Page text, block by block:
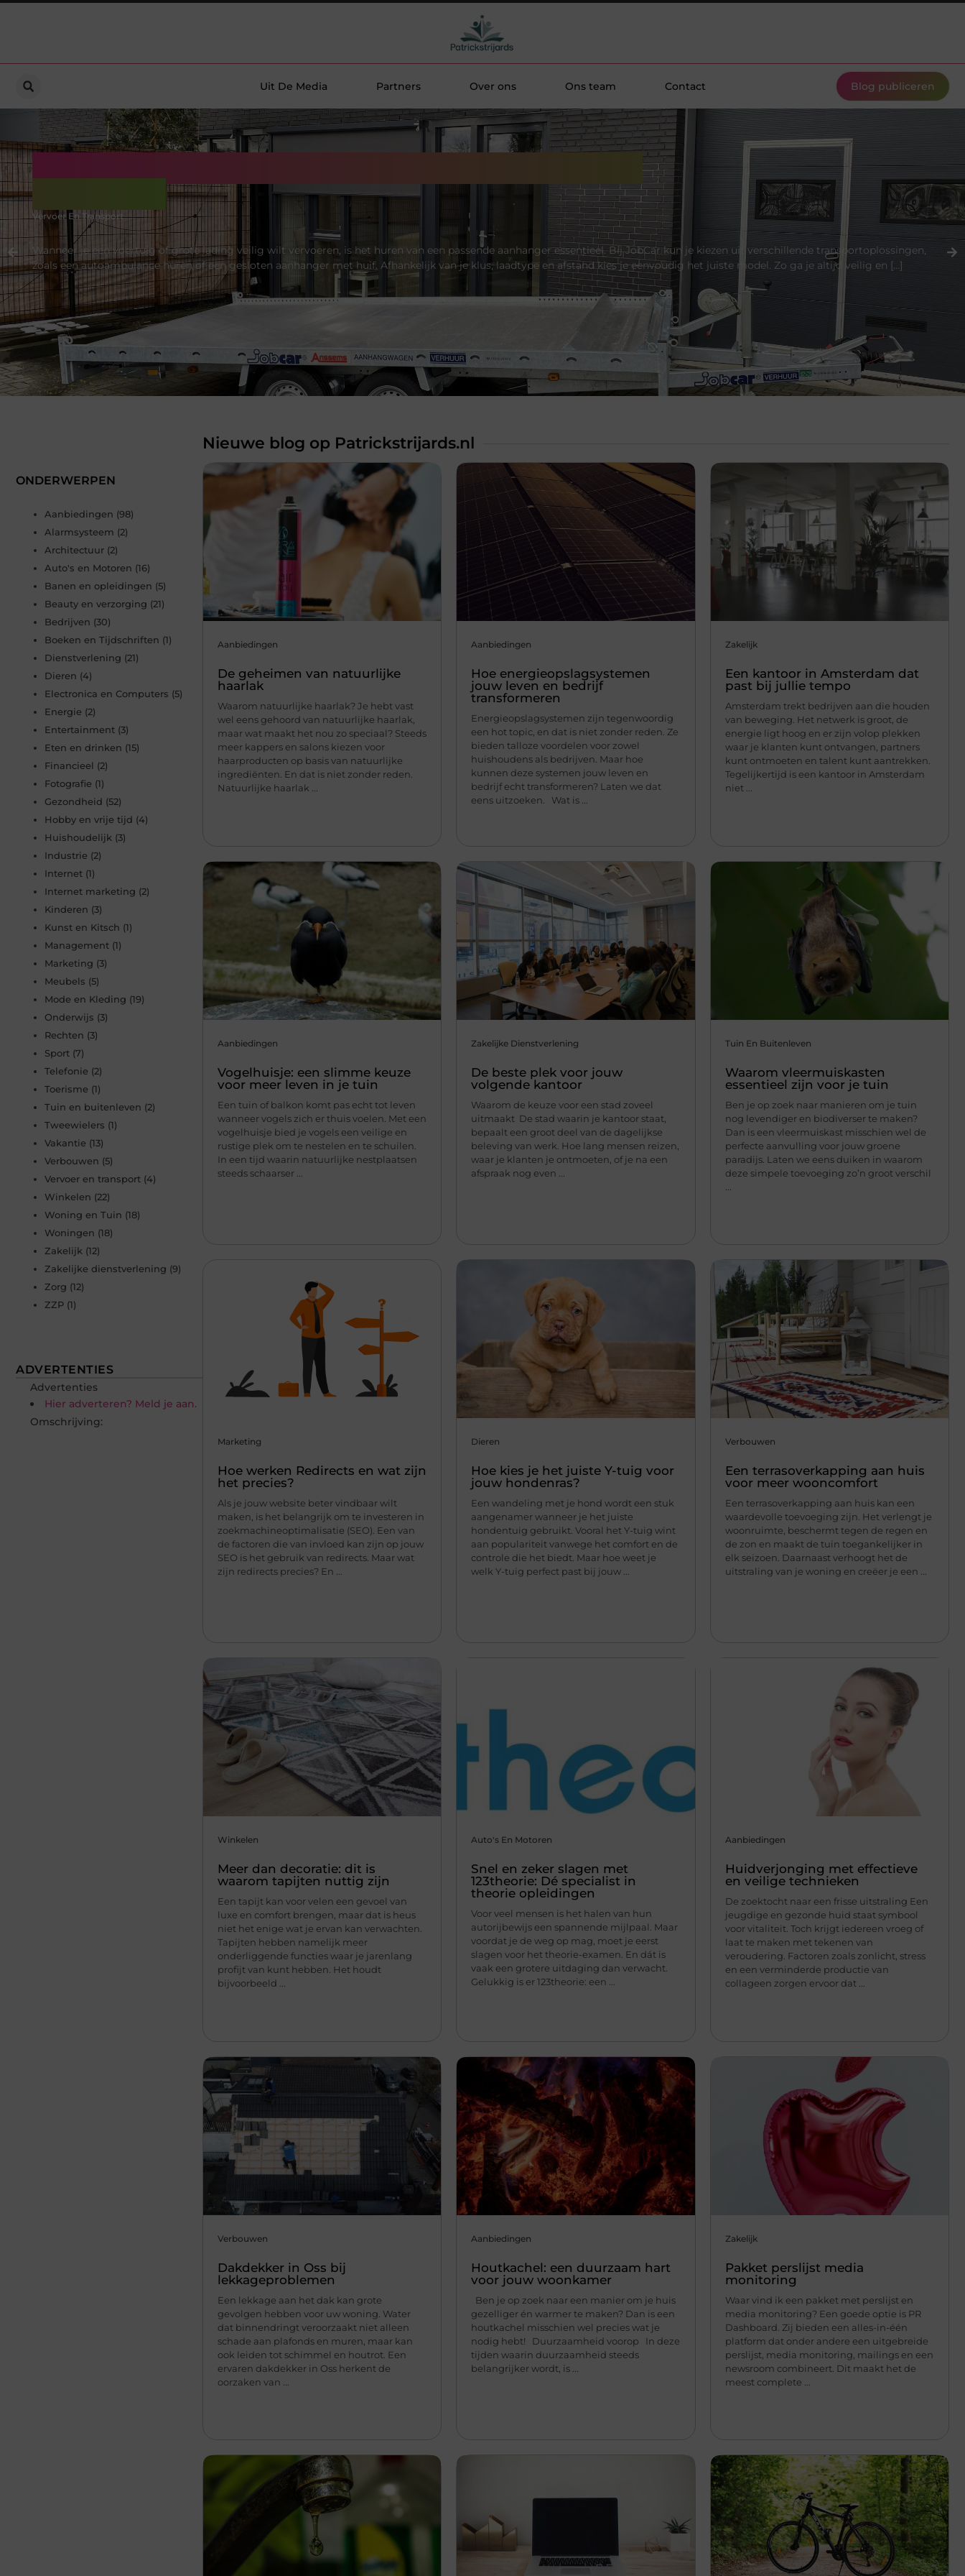
Uit De Media Partners Over ons Ons team Contact Blog publiceren
Vervoer En Transport
Wanneer je een voertuig of grote lading veilig wilt vervoeren, is het huren van een passende aanhanger essentieel. Bij JobCar kun je kiezen uit verschillende transportoplossingen,
zoals een autoambulance huren of een gesloten aanhanger met huif. Afhankelijk van je klus, laadtype en afstand kies je eenvoudig het juiste model. Zo ga je altijd veilig en […]
Nieuwe blog op Patrickstrijards.nl
Aanbiedingen
De geheimen van natuurlijke
haarlak
Waarom natuurlijke haarlak? Je hebt vast
wel eens gehoord van natuurlijke haarlak,
maar wat maakt het nou zo speciaal? Steeds
meer kappers en salons kiezen voor
haarproducten op basis van natuurlijke
ingrediënten. En dat is niet zonder reden.
Natuurlijke haarlak ...
Aanbiedingen
Hoe energieopslagsystemen
jouw leven en bedrijf
transformeren
Energieopslagsystemen zijn tegenwoordig
een hot topic, en dat is niet zonder reden. Ze
bieden talloze voordelen voor zowel
huishoudens als bedrijven. Maar hoe
kunnen deze systemen jouw leven en
bedrijf echt transformeren? Laten we dat
eens uitzoeken. Wat is ...
Zakelijk
Een kantoor in Amsterdam dat
past bij jullie tempo
Amsterdam trekt bedrijven aan die houden
van beweging. Het netwerk is groot, de
energie ligt hoog en er zijn volop plekken
waar je klanten kunt ontvangen, partners
kunt ontmoeten en talent kunt aantrekken.
Tegelijkertijd is een kantoor in Amsterdam
niet ...
Aanbiedingen
Vogelhuisje: een slimme keuze
voor meer leven in je tuin
Een tuin of balkon komt pas echt tot leven
wanneer vogels zich er thuis voelen. Met een
vogelhuisje bied je vogels een veilige en
rustige plek om te nestelen en te schuilen.
In een tijd waarin natuurlijke nestplaatsen
steeds schaarser ...
Zakelijke Dienstverlening
De beste plek voor jouw
volgende kantoor
Waarom de keuze voor een stad zoveel
uitmaakt De stad waarin je kantoor staat,
bepaalt een groot deel van de dagelijkse
beleving van werk. Hoe lang mensen reizen,
waar je klanten je ontmoeten, of je na een
afspraak nog even ...
Tuin En Buitenleven
Waarom vleermuiskasten
essentieel zijn voor je tuin
Ben je op zoek naar manieren om je tuin
nog levendiger en biodiverser te maken?
Dan is een vleermuiskast misschien wel de
perfecte aanvulling voor jouw groene
paradijs. Laten we eens duiken in waarom
deze simpele toevoeging zo’n groot verschil
Marketing
Hoe werken Redirects en wat zijn
het precies?
Als je jouw website beter vindbaar wilt
maken, is het belangrijk om te investeren in
zoekmachineoptimalisatie (SEO). Een van
de factoren die van invloed kan zijn op jouw
SEO is het gebruik van redirects. Maar wat
zijn redirects precies? En ...
Dieren
Hoe kies je het juiste Y-tuig voor
jouw hondenras?
Een wandeling met je hond wordt een stuk
aangenamer wanneer je het juiste
hondentuig gebruikt. Vooral het Y-tuig wint
aan populariteit vanwege het comfort en de
controle die het biedt. Maar hoe weet je
welk Y-tuig perfect past bij jouw ...
Verbouwen
Een terrasoverkapping aan huis
voor meer wooncomfort
Een terrasoverkapping aan huis kan een
waardevolle toevoeging zijn. Het verlengt je
woonruimte, beschermt tegen de regen en
de zon en maakt de tuin toegankelijker in
elk seizoen. Daarnaast verhoogt het de
uitstraling van je woning en creëer je een ...
Winkelen
Meer dan decoratie: dit is
waarom tapijten nuttig zijn
Een tapijt kan voor velen een gevoel van
luxe en comfort brengen, maar dat is heus
niet het enige wat je ervan kan verwachten.
Tapijten hebben namelijk meer
onderliggende functies waar je jarenlang
profijt van kunt hebben. Het houdt
bijvoorbeeld ...
Auto's En Motoren
Snel en zeker slagen met
123theorie: Dé specialist in
theorie opleidingen
Voor veel mensen is het halen van hun
autorijbewijs een spannende mijlpaal. Maar
voordat je de weg op mag, moet je eerst
slagen voor het theorie-examen. En dát is
vaak een grotere uitdaging dan verwacht.
Gelukkig is er 123theorie: een ...
Aanbiedingen
Huidverjonging met effectieve
en veilige technieken
De zoektocht naar een frisse uitstraling Een
jeugdige en gezonde huid staat symbool
voor vitaliteit. Toch krijgt iedereen vroeg of
laat te maken met tekenen van
veroudering. Factoren zoals zonlicht, stress
en een verminderde productie van
collageen zorgen ervoor dat ...
Verbouwen
Dakdekker in Oss bij
lekkageproblemen
Een lekkage aan het dak kan grote
gevolgen hebben voor uw woning. Water
dat binnendringt veroorzaakt niet alleen
schade aan plafonds en muren, maar kan
ook leiden tot schimmel en houtrot. Een
ervaren dakdekker in Oss herkent de
oorzaken van ...
Aanbiedingen
Houtkachel: een duurzaam hart
voor jouw woonkamer
Ben je op zoek naar een manier om je huis
gezelliger én warmer te maken? Dan is een
houtkachel misschien wel precies wat je
nodig hebt! Duurzaamheid voorop In deze
tijden waarin duurzaamheid steeds
belangrijker wordt, is ...
Zakelijk
Pakket perslijst media
monitoring
Waar vind ik een pakket met perslijst en
media monitoring? Een goede optie is PR
Dashboard. Zij bieden een alles-in-één
platform dat onder andere een uitgebreide
perslijst, media monitoring, mailings en een
newsroom combineert. Dit maakt het de
meest complete ...
ONDERWERPEN
Aanbiedingen (98)
Alarmsysteem (2)
Architectuur (2)
Auto's en Motoren (16)
Banen en opleidingen (5)
Beauty en verzorging (21)
Bedrijven (30)
Boeken en Tijdschriften (1)
Dienstverlening (21)
Dieren (4)
Electronica en Computers (5)
Energie (2)
Entertainment (3)
Eten en drinken (15)
Financieel (2)
Fotografie (1)
Gezondheid (52)
Hobby en vrije tijd (4)
Huishoudelijk (3)
Industrie (2)
Internet (1)
Internet marketing (2)
Kinderen (3)
Kunst en Kitsch (1)
Management (1)
Marketing (3)
Meubels (5)
Mode en Kleding (19)
Onderwijs (3)
Rechten (3)
Sport (7)
Telefonie (2)
Toerisme (1)
Tuin en buitenleven (2)
Tweewielers (1)
Vakantie (13)
Verbouwen (5)
Vervoer en transport (4)
Winkelen (22)
Woning en Tuin (18)
Woningen (18)
Zakelijk (12)
Zakelijke dienstverlening (9)
Zorg (12)
ZZP (1)
ADVERTENTIES
Advertenties
Hier adverteren? Meld je aan.
Omschrijving: